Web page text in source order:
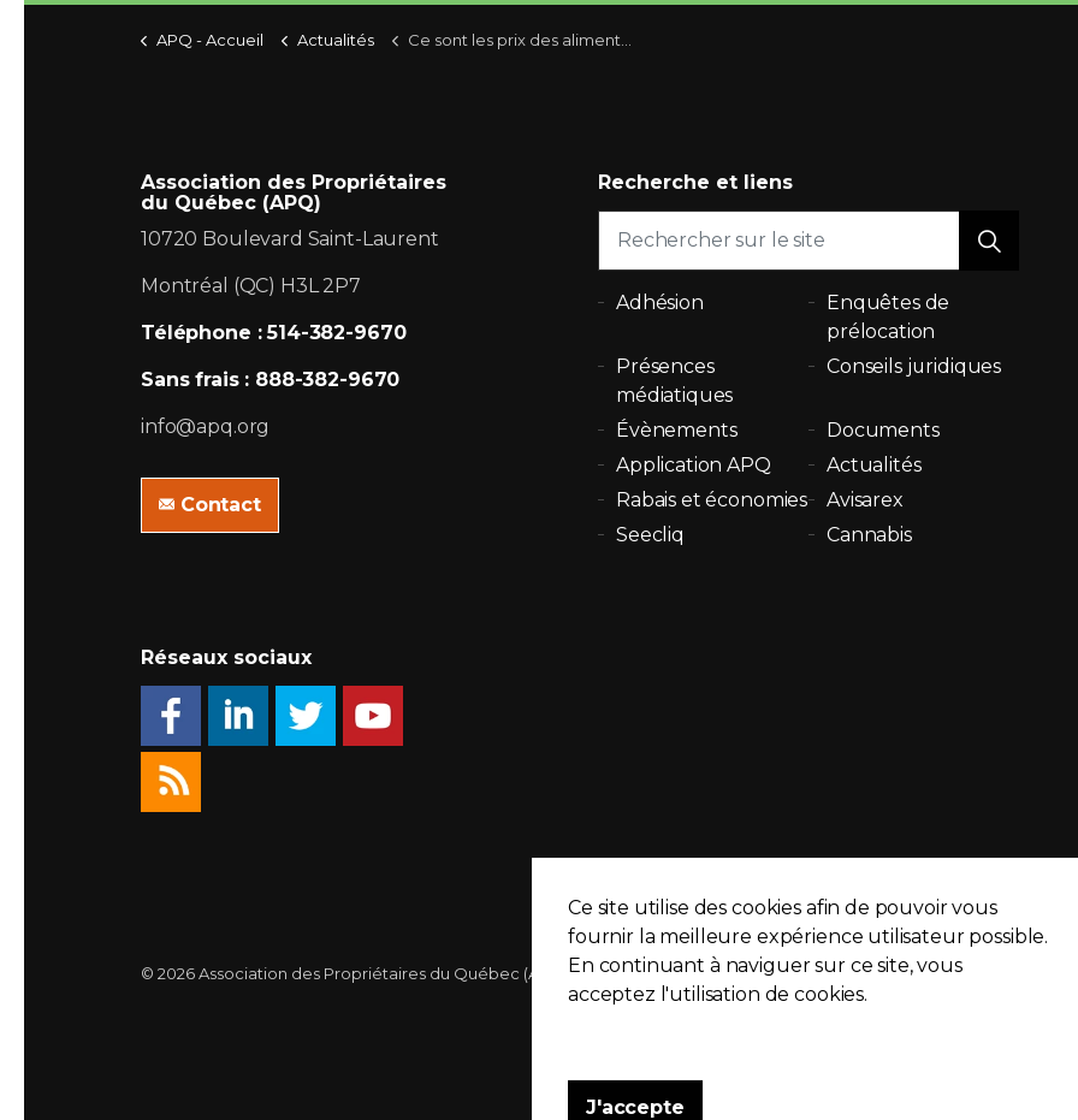
APQ - Accueil Actualités Ce sont les prix des aliments qui ont exercé le plus de pression à la hausse sur l'IPC
Association des Propriétaires
du Québec (APQ)
10720 Boulevard Saint-Laurent
Montréal (QC) H3L 2P7
Téléphone : 514-382-9670
Sans frais : 888-382-9670
info@apq.org
Contact
Recherche et liens
Adhésion
Enquêtes de
prélocation
Présences
médiatiques
Conseils juridiques
Évènements
Documents
Application APQ
Actualités
Rabais et économies
Avisarex
Seecliq
Cannabis
Réseaux sociaux
© 2026 Association des Propriétaires du Québec (APQ) Politique de confidentialité Plan du site
Ce site utilise des cookies afin de pouvoir vous
fournir la meilleure expérience utilisateur possible.
En continuant à naviguer sur ce site, vous
acceptez l'utilisation de cookies.
J'accepte